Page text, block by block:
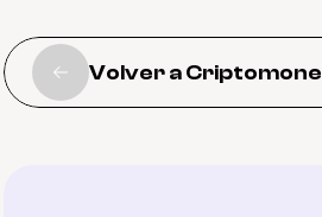
Volver a